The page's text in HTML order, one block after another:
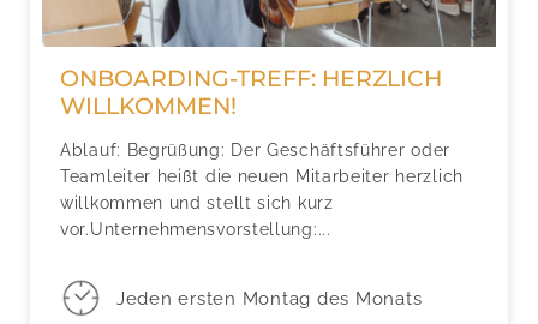
ONBOARDING-TREFF: HERZLICH
WILLKOMMEN!
Ablauf: Begrüßung: Der Geschäftsführer oder
Teamleiter heißt die neuen Mitarbeiter herzlich
willkommen und stellt sich kurz
vor.Unternehmensvorstellung:...
Jeden ersten Montag des Monats